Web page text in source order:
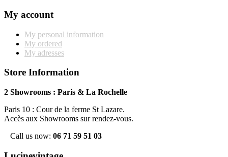
My account
My personal information
My ordered
My adresses
Store Information
2 Showrooms : Paris & La Rochelle
Paris 10 : Cour de la ferme St Lazare.
Accès aux Showrooms sur rendez-vous.
Call us now: 06 71 59 51 03